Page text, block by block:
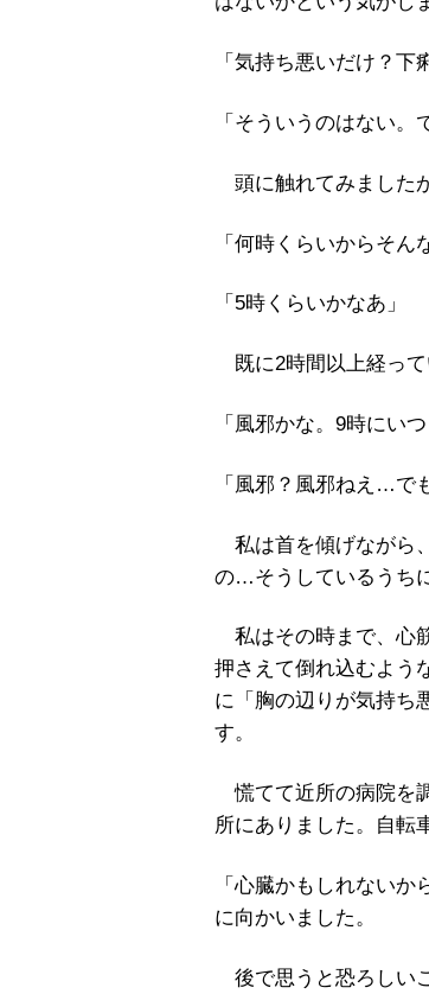
「気持ち悪いだけ？下
「そういうのはない。
頭に触れてみました
「何時くらいからそん
「5時くらいかなあ」
既に2時間以上経って
「風邪かな。9時にい
「風邪？風邪ねえ…で
私は首を傾げながら
の…そうしているうち
私はその時まで、心
押さえて倒れ込むよう
に「胸の辺りが気持ち
す。
慌てて近所の病院を
所にありました。自転
「心臓かもしれない
に向かいました。
後で思うと恐ろしい